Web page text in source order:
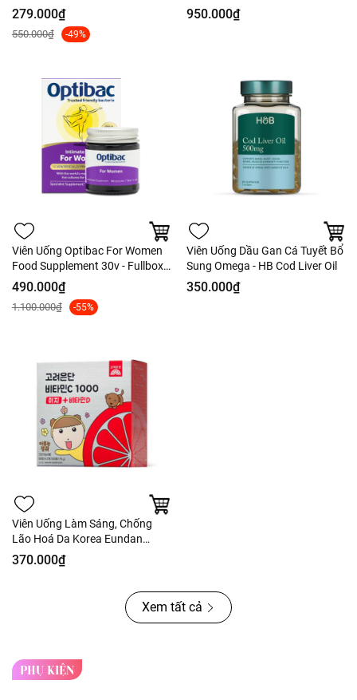
120 Viên
279.000₫
550.000₫ -49%
L-Threonate 2000mg 135 Viên -
Hàng Costco
950.000₫
Viên Uống Optibac For Women
Food Supplement 30v - Fullbox
Công Ty
490.000₫
1.100.000₫ -55%
Viên Uống Dầu Gan Cá Tuyết Bổ
Sung Omega - HB Cod Liver Oil
350.000₫
Viên Uống Làm Sáng, Chống
Lão Hoá Da Korea Eundan
Vitamin C1000 Easy + Vitamin D
370.000₫
Xem tất cả
PHỤ KIỆN